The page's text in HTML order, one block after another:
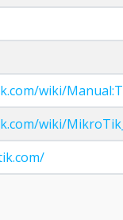
wiki/
wiki/